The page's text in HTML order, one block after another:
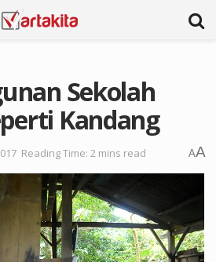
Sekolah
Kandang
Reading Time: 2 mins read AA